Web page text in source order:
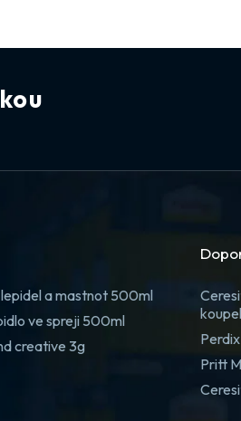
a mastnot 500ml
ve spreji 500ml
creative 3g
Pritt